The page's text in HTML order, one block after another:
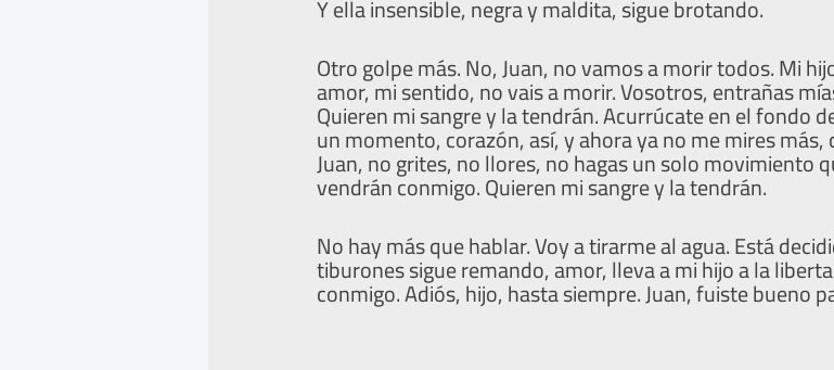
Y ella insensible, negra y maldita, sigue brotando.
Otro golpe más. No, Juan, no vamos a morir todos. Mi
amor, mi sentido, no vais a morir. Vosotros, entrañas
Quieren mi sangre y la tendrán. Acurrúcate en el fondo
un momento, corazón, así, y ahora ya no me mires
Juan, no grites, no llores, no hagas un solo movimiento
vendrán conmigo. Quieren mi sangre y la tendrán.
No hay más que hablar. Voy a tirarme al agua. Está
tiburones sigue remando, amor, lleva a mi hijo a la
conmigo. Adiós, hijo, hasta siempre. Juan, fuiste bueno